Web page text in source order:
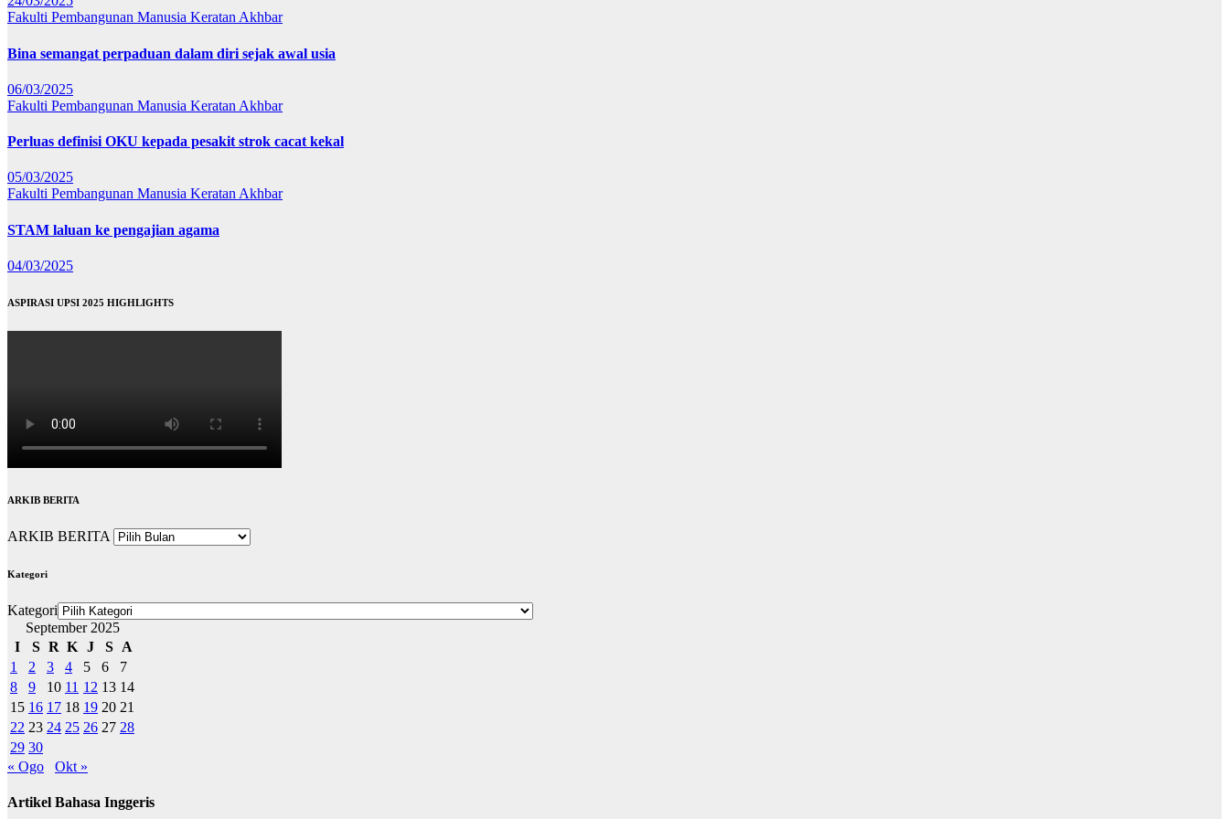
Fakulti Pembangunan Manusia Keratan Akhbar
Bina semangat perpaduan dalam diri sejak awal usia
06/03/2025
Fakulti Pembangunan Manusia Keratan Akhbar
Perluas definisi OKU kepada pesakit strok cacat kekal
05/03/2025
Fakulti Pembangunan Manusia Keratan Akhbar
STAM laluan ke pengajian agama
04/03/2025
ASPIRASI UPSI 2025 HIGHLIGHTS
ARKIB BERITA
ARKIB BERITA
Kategori
Kategori
September 2025
I
S R K J S
A
1
2 3 4 5 6
7
8
9 10 11 12 13 14
15 16 17 18 19 20 21
22 23 24 25 26 27 28
29 30
« Ogo
Okt »
Artikel Bahasa Inggeris